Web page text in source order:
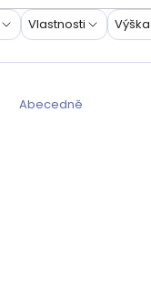
Abecedně
Vlastnosti